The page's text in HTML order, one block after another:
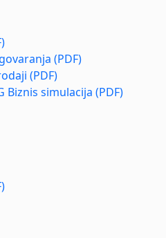
(PDF)
(PDF)
Biznis simulacija (PDF)